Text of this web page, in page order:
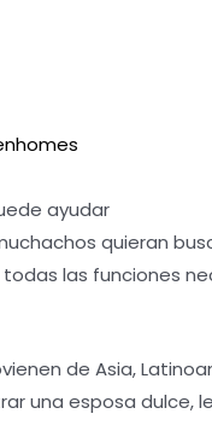
ayudar
quieran
las funciones
de Asia,
una esposa dulce,